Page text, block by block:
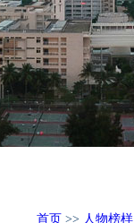
首页 >> 人物榜样